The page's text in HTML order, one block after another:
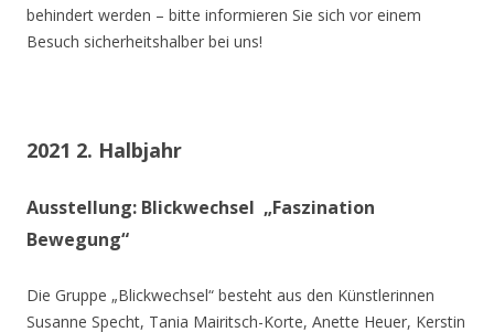
behindert werden – bitte informieren Sie sich vor einem
Besuch sicherheitshalber bei uns!
2021 2. Halbjahr
Ausstellung: Blickwechsel „Faszination
Bewegung“
Die Gruppe „Blickwechsel“ besteht aus den Künstlerinnen
Susanne Specht, Tania Mairitsch-Korte, Anette Heuer, Kerstin